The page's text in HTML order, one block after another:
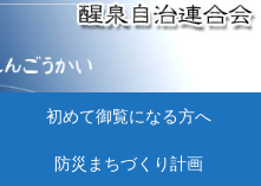
初めて御覧になる方へ
防災まちづくり計画